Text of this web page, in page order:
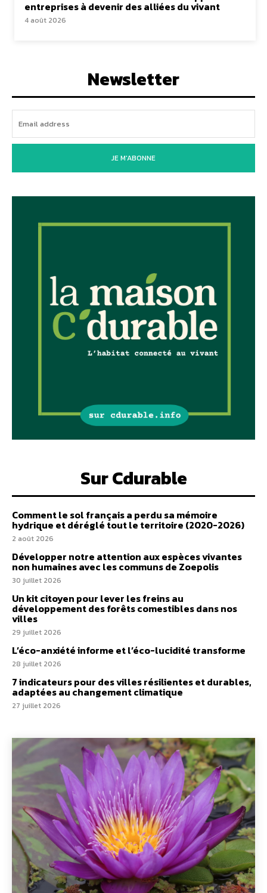
entreprises à devenir des alliées du vivant
4 août 2026
Newsletter
JE M'ABONNE
Sur Cdurable
Comment le sol français a perdu sa mémoire
hydrique et déréglé tout le territoire (2020-2026)
2 août 2026
Développer notre attention aux espèces vivantes
non humaines avec les communs de Zoepolis
30 juillet 2026
Un kit citoyen pour lever les freins au
développement des forêts comestibles dans nos
villes
29 juillet 2026
L’éco-anxiété informe et l’éco-lucidité transforme
28 juillet 2026
7 indicateurs pour des villes résilientes et durables,
adaptées au changement climatique
27 juillet 2026